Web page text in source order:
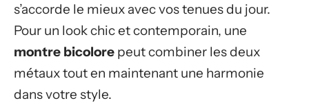
s’accorde le mieux avec vos tenues du jour.
Pour un look chic et contemporain, une
montre bicolore peut combiner les deux
métaux tout en maintenant une harmonie
dans votre style.